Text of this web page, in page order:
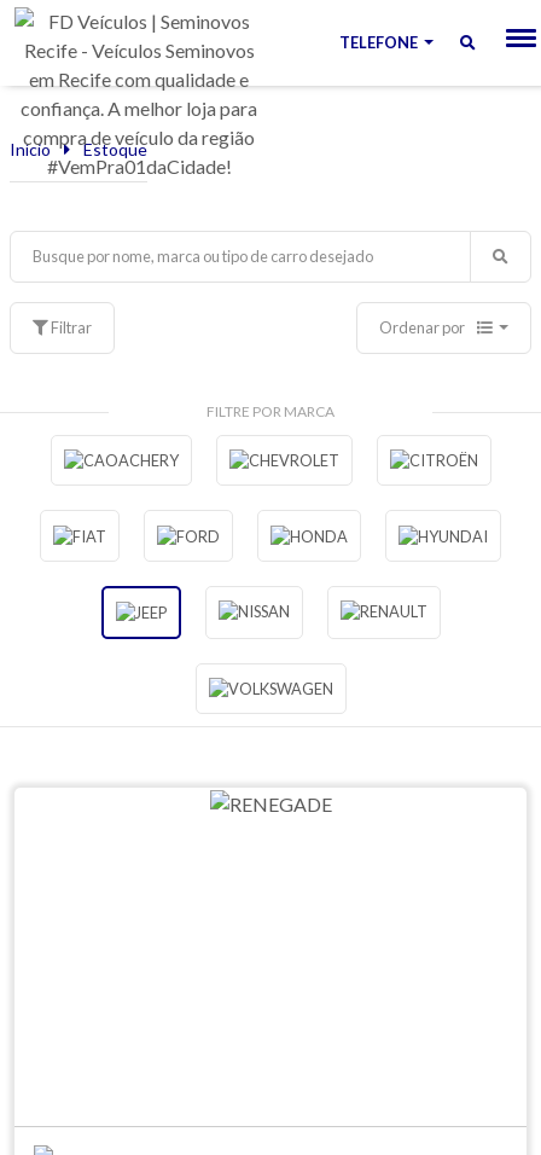
TELEFONE
Início Estoque
Filtrar Ordenar por
FILTRE POR MARCA